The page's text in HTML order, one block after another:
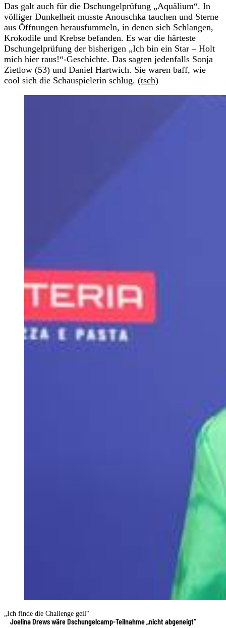
Das galt auch für die Dschungelprüfung „Aquälium“. In
völliger Dunkelheit musste Anouschka tauchen und Sterne
aus Öffnungen herausfummeln, in denen sich Schlangen,
Krokodile und Krebse befanden. Es war die härteste
Dschungelprüfung der bisherigen „Ich bin ein Star – Holt
mich hier raus!“-Geschichte. Das sagten jedenfalls Sonja
Zietlow (53) und Daniel Hartwich. Sie waren baff, wie
cool sich die Schauspielerin schlug. (tsch)
„Ich finde die Challenge geil“
Joelina Drews wäre Dschungelcamp-Teilnahme „nicht abgeneigt“